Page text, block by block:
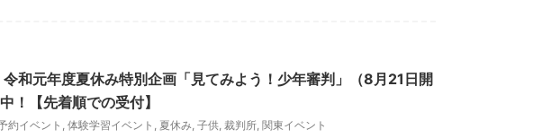
和元年度夏休み特別企画「見てみよう！少年審判」（8月21日開
！【先着順での受付】
約イベント , 体験学習イベント , 夏休み, 子供, 裁判所, 関東イベント